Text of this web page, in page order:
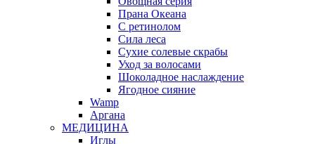
Прана Океана
С ретинолом
Сила леса
Сухие солевые скрабы
Уход за волосами
Шоколадное наслаждение
Ягодное сияние
Wamp
Аргана
МЕДИЦИНА
Иглы